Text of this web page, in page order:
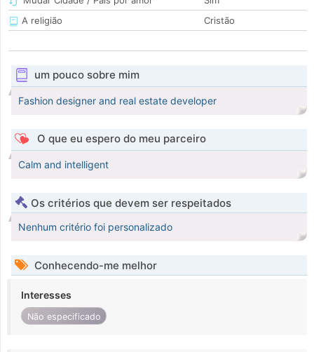
A religião
Cristão
um pouco sobre mim
Fashion designer and real estate developer
O que eu espero do meu parceiro
Calm and intelligent
Os critérios que devem ser respeitados
Nenhum critério foi personalizado
Conhecendo-me melhor
Interesses
Não especificado